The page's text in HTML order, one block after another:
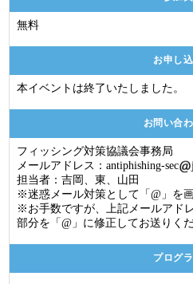
無料
お申し
本イベントは終了いたしました。
お問い合
フィッシング対策協議会事務局
メールアドレス：antiphishing-sec
担当者：吉岡、東、山田
※迷惑メール対策として「@」を
※お手数ですが、上記メールアド
部分を「@」に修正してお送りくだ
プログ